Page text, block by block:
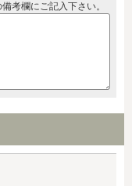
考欄にご記入下さい。